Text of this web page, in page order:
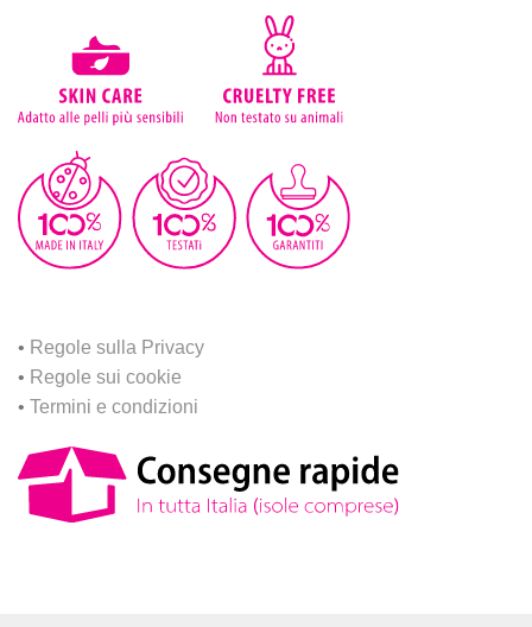
• Regole sulla Privacy
• Regole sui cookie
• Termini e condizioni